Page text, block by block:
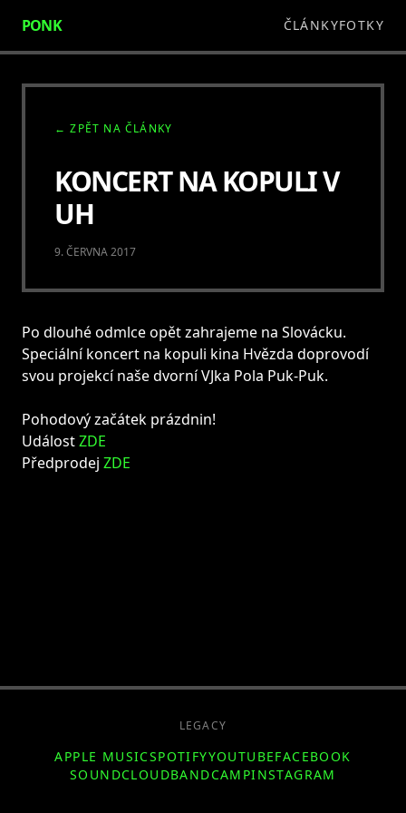
PONK ČLÁNKYFOTKY
← ZPĚT NA ČLÁNKY
KONCERT NA KOPULI V
UH
9. ČERVNA 2017
Po dlouhé odmlce opět zahrajeme na Slovácku.
Speciální koncert na kopuli kina Hvězda doprovodí
svou projekcí naše dvorní VJka Pola Puk-Puk.
Pohodový začátek prázdnin!
UdálostZDE
Předprodej ZDE
LEGACY
APPLE MUSICSPOTIFYYOUTUBEFACEBOOK
SOUNDCLOUDBANDCAMPINSTAGRAM